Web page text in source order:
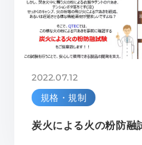
2022.07.12
規格・規制
炭火による火の粉防融